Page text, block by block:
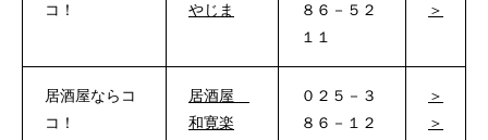
コ！
やじま
８６－５２
１１
＞
居酒屋ならコ
コ！
居酒屋
和寛楽
０２５－３
８６－１２
＞
＞